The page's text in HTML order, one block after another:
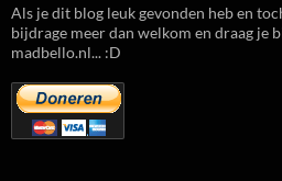
Als je dit blog leuk gevonden heb en
bijdrage meer dan welkom en draag je
madbello.nl... :D